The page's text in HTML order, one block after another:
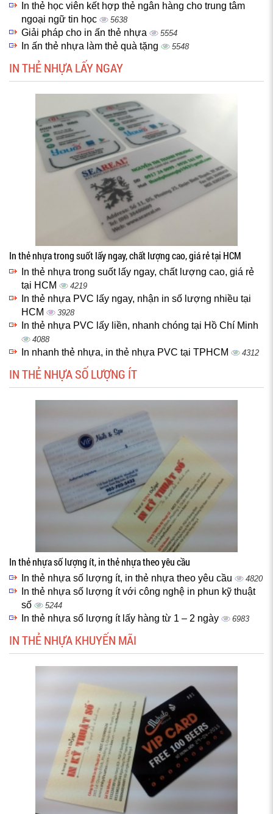
In thẻ học viên kết hợp thẻ ngân hàng cho trung tâm
ngoại ngữ tin học
5638
Giải pháp cho in ấn thẻ nhựa 5554
In ấn thẻ nhựa làm thẻ quà tặng 5548
IN THẺ NHỰA LẤY NGAY
In thẻ nhựa trong suốt lấy ngay, chất lượng cao, giá rẻ tại HCM
In thẻ nhựa trong suốt lấy ngay, chất lượng cao, giá rẻ
tại HCM
4219
In thẻ nhựa PVC lấy ngay, nhận in số lượng nhiều tại
HCM
3928
In thẻ nhựa PVC lấy liền, nhanh chóng tại Hồ Chí Minh
4088
In nhanh thẻ nhựa, in thẻ nhựa PVC tại TPHCM 4312
IN THẺ NHỰA SỐ LƯỢNG ÍT
In thẻ nhựa số lượng ít, in thẻ nhựa theo yêu cầu
In thẻ nhựa số lượng ít, in thẻ nhựa theo yêu cầu 4820
In thẻ nhựa số lượng ít với công nghệ in phun kỹ thuật
số
5244
In thẻ nhựa số lượng ít lấy hàng từ 1 – 2 ngày 6983
IN THẺ NHỰA KHUYẾN MÃI